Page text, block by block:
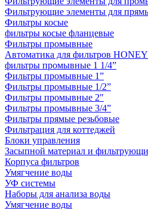
Фильтрующие элементы для
Фильтры косые
фильтры косые фланцевые
Фильтры промывные
Автоматика для фильтров
фильтры промывные 1 1/4”
Фильтры промывные 1”
Фильтры промывные 1/2”
Фильтры промывные 2"
Фильтры промывные 3/4”
Фильтры прямые резьбовые
Фильтрация для коттеджей
Блоки управления
Засыпной материал и
Корпуса фильтров
Умягчение воды
УФ системы
Наборы для анализа воды
Умягчение воды